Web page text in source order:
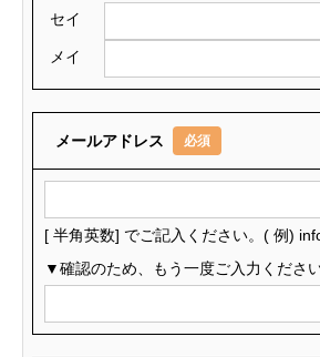
セイ
メイ
メールアドレス 必須
[ 半角英数] でご記入ください。( 例)
▼確認のため、もう一度ご入力くださ